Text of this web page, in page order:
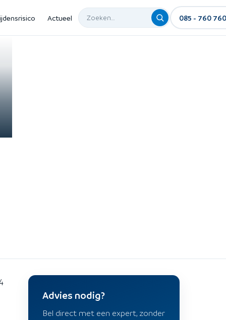
Actueel 085 - 760
Advies nodig?
Bel direct met een expert, zonder